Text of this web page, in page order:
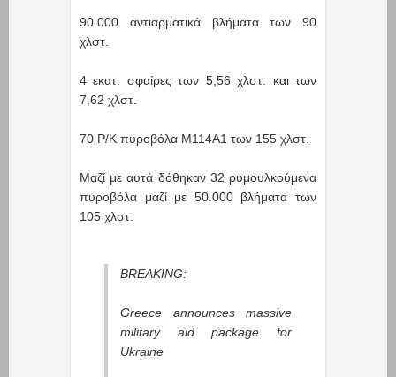
90.000 αντιαρματικά βλήματα των 90
χλστ.
4 εκατ. σφαίρες των 5,56 χλστ. και των
7,62 χλστ.
70 Ρ/Κ πυροβόλα M114A1 των 155 χλστ.
Μαζί με αυτά δόθηκαν 32 ρυμουλκούμενα
πυροβόλα μαζί με 50.000 βλήματα των
105 χλστ.
BREAKING:
Greece announces massive
military aid package for
Ukraine